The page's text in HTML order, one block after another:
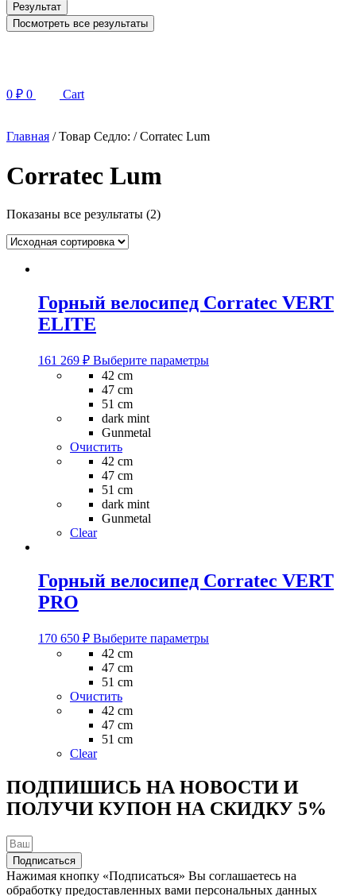
Результат
Посмотреть все результаты
0 ₽ 0 Cart
Главная / Товар Седло: / Corratec Lum
Corratec Lum
Показаны все результаты (2)
Горный велосипед Corratec VERT
ELITE
161 269 ₽ Выберите параметрыЭтот
42 cm
47 cm
51 cm
dark mint
Gunmetal
Очистить
42 cm
47 cm
51 cm
dark mint
Gunmetal
Clear
Горный велосипед Corratec VERT
PRO
170 650 ₽ Выберите параметрыЭтот
товара.
42 cm
47 cm
51 cm
Очистить
42 cm
47 cm
51 cm
Clear
ПОДПИШИСЬ НА НОВОСТИ И
ПОЛУЧИ КУПОН НА СКИДКУ 5%
Подписаться
Нажимая кнопку «Подписаться» Вы соглашаетесь на
обработку предоставленных вами персональных данных